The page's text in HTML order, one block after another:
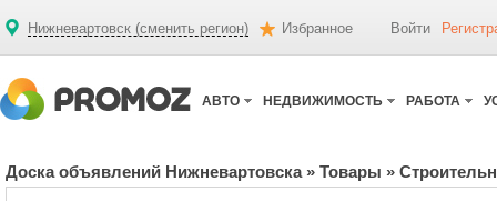
Нижневартовск (сменить регион) Избранное Войти
АВТО НЕДВИЖИМОСТЬ РАБОТА
Доска объявлений Нижневартовска» Товары »